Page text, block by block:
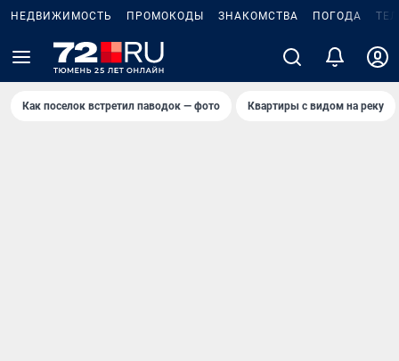
НЕДВИЖИМОСТЬ ПРОМОКОДЫ ЗНАКОМСТВА ПОГОДА
Как поселок встретил паводок — фото Квартиры с видом на реку